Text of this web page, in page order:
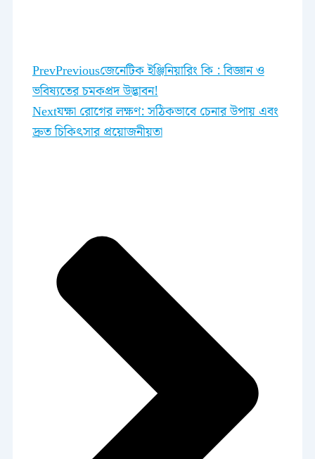
PrevPreviousজেনেটিক ইঞ্জিনিয়ারিং কি : বিজ্ঞান ও
ভবিষ্যতের চমকপ্রদ উদ্ভাবন!
Nextযক্ষা রোগের লক্ষণ: সঠিকভাবে চেনার উপায় এবং
দ্রুত চিকিৎসার প্রয়োজনীয়তা